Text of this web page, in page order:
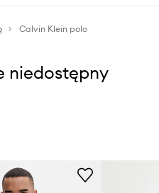
Calvin Klein polo
niedostępny